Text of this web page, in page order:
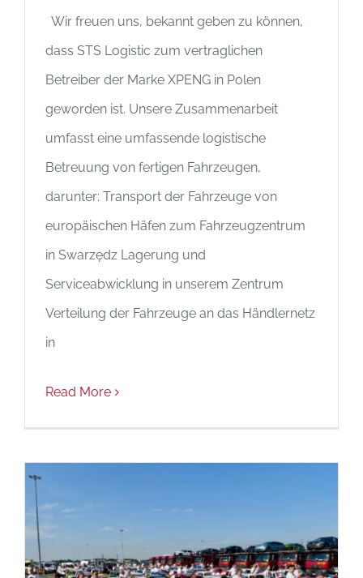
Wir freuen uns, bekannt geben zu können,
dass STS Logistic zum vertraglichen
Betreiber der Marke XPENG in Polen
geworden ist. Unsere Zusammenarbeit
umfasst eine umfassende logistische
Betreuung von fertigen Fahrzeugen,
darunter: Transport der Fahrzeuge von
europäischen Häfen zum Fahrzeugzentrum
in Swarzędz Lagerung und
Serviceabwicklung in unserem Zentrum
Verteilung der Fahrzeuge an das Händlernetz
in
Read More